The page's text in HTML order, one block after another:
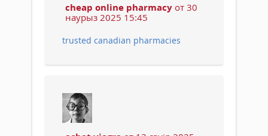
cheap online pharmacy от 30
наурыз 2025 15:45
trusted canadian pharmacies